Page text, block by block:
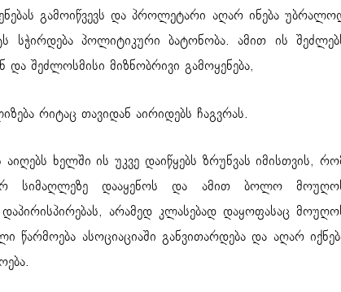
გამოიწვევს და პროლეტარი აღარ ინება
სჭირდება პოლიტიკური ბატონობა. ამით ის
შეძლოსმისი მიზნობრივი გამოყენება,
რიტაც თავიდან აირიდებს ჩაგვრას.
ხელში ის უკვე დაიწყებს ზრუნვას იმისთვის,
სიმაღლეზე დააყენოს და ამით ბოლო
არამედ კლასებად დაყოფასაც
ასოციაციაში განვითარდება და აღარ